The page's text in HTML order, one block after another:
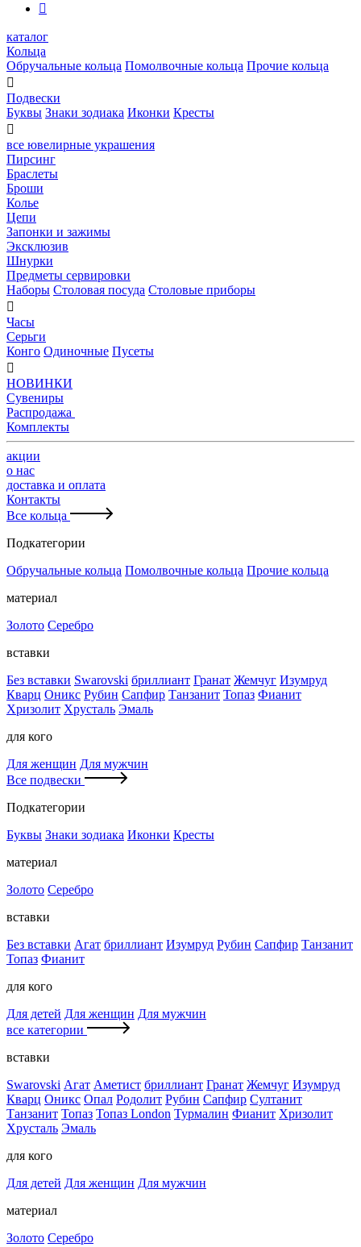

каталог
Кольца
Обручальные кольца Помолвочные кольца Прочие кольца

Подвески
Буквы Знаки зодиака Иконки Кресты

все ювелирные украшения
Пирсинг
Браслеты
Броши
Колье
Цепи
Запонки и зажимы
Эксклюзив
Шнурки
Предметы сервировки
Наборы Столовая посуда Столовые приборы

Часы
Серьги
Конго Одиночные Пусеты

НОВИНКИ
Сувениры
Распродажа
Комплекты
акции
о нас
доставка и оплата
Контакты
Все кольца
Подкатегории
Обручальные кольца Помолвочные кольца Прочие кольца
материал
Золото Серебро
вставки
Без вставки Swarovski бриллиант Гранат Жемчуг Изумруд
Кварц Оникс Рубин Сапфир Танзанит Топаз Фианит
Хризолит Хрусталь Эмаль
для кого
Для женщин Для мужчин
Все подвески
Подкатегории
Буквы Знаки зодиака Иконки Кресты
материал
Золото Серебро
вставки
Без вставки Агат бриллиант Изумруд Рубин Сапфир Танзанит
Топаз Фианит
для кого
Для детей Для женщин Для мужчин
все категории
вставки
Swarovski Агат Аметист бриллиант Гранат Жемчуг Изумруд
Кварц Оникс Опал Родолит Рубин Сапфир Султанит
Танзанит Топаз Топаз London Турмалин Фианит Хризолит
Хрусталь Эмаль
для кого
Для детей Для женщин Для мужчин
материал
Золото Серебро